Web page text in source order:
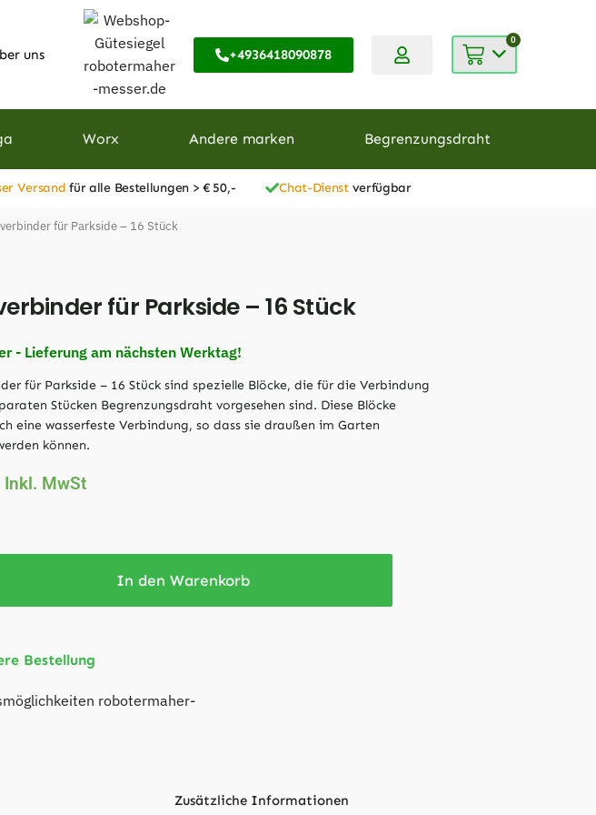
uns +4936418090878
0
Worx Andere marken Begrenzungsdraht
Versand für alle Bestellungen > € 50,- Chat-Dienstverfügbar
für Parkside – 16 Stück
für Parkside – 16 Stück
- Lieferung am nächsten Werktag!
für Parkside – 16 Stück sind spezielle Blöcke, die für die Verbindung
Stücken Begrenzungsdraht vorgesehen sind. Diese Blöcke
eine wasserfeste Verbindung, so dass sie draußen im Garten
können.
Inkl. MwSt
In den Warenkorb
Bestellung
Zusätzliche Informationen